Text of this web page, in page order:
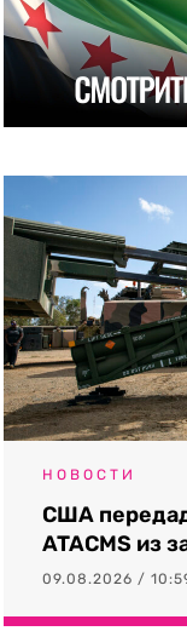
НОВОСТИ
США
ATACMS из
09.08.2026 /